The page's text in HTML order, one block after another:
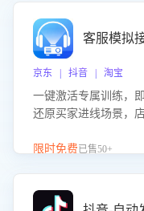
客服模拟
京东 | 抖音 | 淘宝
一键激活专属训练，
还原买家进线场景，
击 “立即开通”，快速
限时免费已售50+